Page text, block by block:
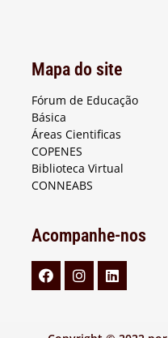
Mapa do site
Fórum de Educação
Básica
Áreas Cientificas
COPENES
Biblioteca Virtual
CONNEABS
Acompanhe-nos